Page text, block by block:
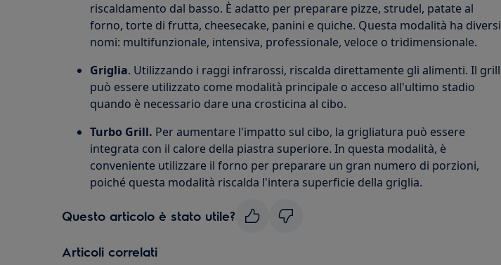
riscaldamento dal basso. È adatto per preparare pizze, strudel, patate al
forno, torte di frutta, cheesecake, panini e quiche. Questa modalità ha diversi
nomi: multifunzionale, intensiva, professionale, veloce o tridimensionale.
Griglia. Utilizzando i raggi infrarossi, riscalda direttamente gli alimenti. Il grill
può essere utilizzato come modalità principale o acceso all'ultimo stadio
quando è necessario dare una crosticina al cibo.
Turbo Grill. Per aumentare l'impatto sul cibo, la grigliatura può essere
integrata con il calore della piastra superiore. In questa modalità, è
conveniente utilizzare il forno per preparare un gran numero di porzioni,
poiché questa modalità riscalda l'intera superficie della griglia.
Questo articolo è stato utile?
Articoli correlati